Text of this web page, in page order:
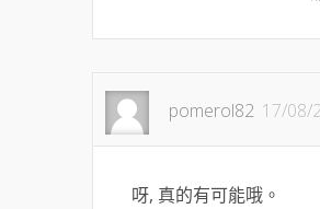
pomerol82 17/08/
呀, 真的有可能哦。